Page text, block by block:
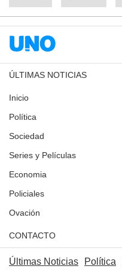
ÚLTIMAS NOTICIAS
Inicio
Política
Sociedad
Series y Películas
Economia
Policiales
Ovación
CONTACTO
Últimas Noticias Política